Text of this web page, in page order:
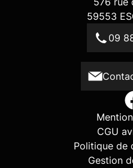
59553
09
CGU
Politique de
Gestion